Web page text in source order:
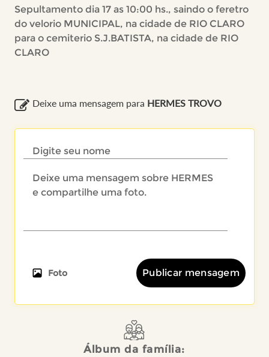
Sepultamento dia 17 as 10:00 hs., saindo o feretro
do velorio MUNICIPAL, na cidade de RIO CLARO
para o cemiterio S.J.BATISTA, na cidade de RIO
CLARO
Deixe uma mensagem para HERMES TROVO
Foto Publicar mensagem
Álbum da família: